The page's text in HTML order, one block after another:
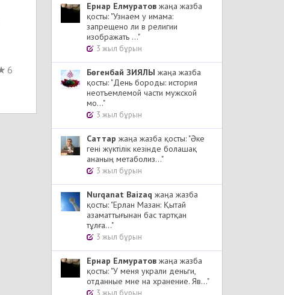
6
Ернар Елмуратов жаңа жазба
қосты: "Узнаем у имама:
запрещено ли в религии
изображать ..."
3 жыл бұрын
Бөгенбай ЗИЯЛЫ жаңа жазба
қосты: "День бороды: история
неотъемлемой части мужской
мо..."
3 жыл бұрын
Cаттар жаңа жазба қосты: "Әке
гені жүктілік кезінде болашақ
ананың метаболиз..."
3 жыл бұрын
Nurqanat Baizaq жаңа жазба
қосты: "Ерлан Мазан: Қытай
азаматтығынан бас тартқан
тұлға..."
3 жыл бұрын
Ернар Елмуратов жаңа жазба
қосты: "У меня украли деньги,
отданные мне на хранение. Яв..."
3 жыл бұрын